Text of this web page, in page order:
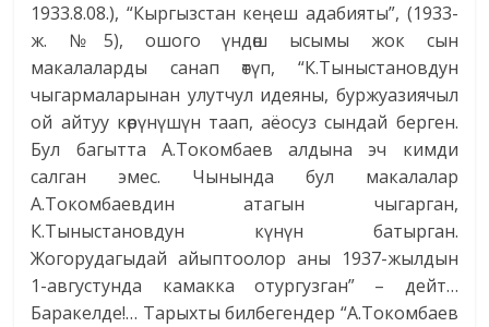
1933.8.08.), “Кыргызстан кеңеш адабияты”, (1933-
ж. №5), ошого үндөш ысымы жок сын
макалаларды санап өтүп, “К.Тыныстановдун
чыгармаларынан улутчул идеяны, буржуазиячыл
ой айтуу көрүнүшүн таап, аёосуз сындай бер­ген.
Бул багытта А.Токомбаев алдына эч кимди
салган эмес. Чынында бул макалалар
А.Токомбаевдин атагын чыгарган,
К.Тыныстановдун күнүн батырган.
Жогорудагыдай айыптоолор аны 1937-жылдын
1-августунда камакка отургузган” – дейт…
Баракелде!… Тарыхты билбегендер “А.Токомбаев